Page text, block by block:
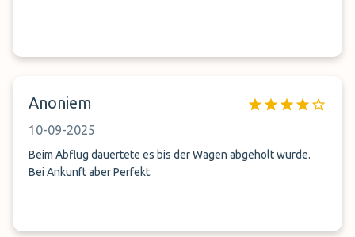
Anoniem
10-09-2025
Beim Abflug dauertete es bis der Wagen abgeholt wurde.
Bei Ankunft aber Perfekt.